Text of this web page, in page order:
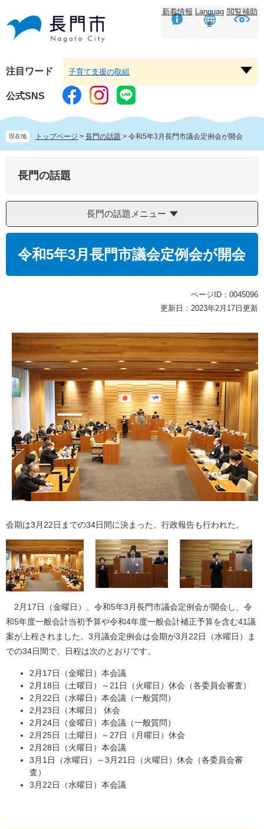
頭
す。
飛
し
本
文
へ
新着情報 Languag
e
閲覧補助
注目ワード
ー
子育て支援の取組
公式SNS
現在地 トップページ > 長門の話題 > 令和5年3月長門市議会定例会が開会
長門の話題
長門の話題メニュー
令和5年3月長門市議会定例会が開会
ページID：0045096
更新日：2023年2月17日更新
会期は3月22日までの34日間に決まった。行政報告も行われた。
2月17日（金曜日）、令和5年3月長門市議会定例会が開会し、令
和5年度一般会計当初予算や令和4年度一般会計補正予算を含む41議
案が上程されました。3月議会定例会は会期が3月22日（水曜日）ま
での34日間で、日程は次のとおりです。
2月17日（金曜日）本会議
2月18日（土曜日）～21日（火曜日）休会（各委員会審査）
2月22日（水曜日）本会議（一般質問）
2月23日（木曜日） 休会
2月24日（金曜日）本会議（一般質問）
2月25日（土曜日）～27日（月曜日）休会
2月28日（火曜日）本会議
3月1日（水曜日）～3月21日（火曜日）休会（各委員会審
査）
3月22日（水曜日）本会議